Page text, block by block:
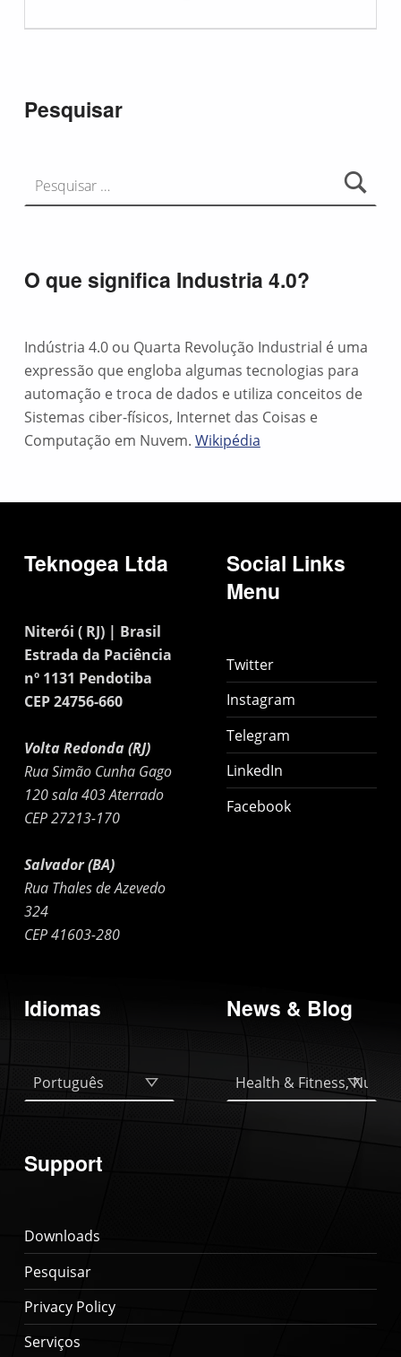
Pesquisar
O que significa Industria 4.0?
Indústria 4.0 ou Quarta Revolução Industrial é uma
expressão que engloba algumas tecnologias para
automação e troca de dados e utiliza conceitos de
Sistemas ciber-físicos, Internet das Coisas e
Computação em Nuvem. Wikipédia
Teknogea Ltda
Niterói ( RJ) | Brasil
Estrada da Paciência
nº 1131 Pendotiba
CEP 24756-660
Volta Redonda (RJ)
Rua Simão Cunha Gago
120 sala 403 Aterrado
CEP 27213-170
Salvador (BA)
Rua Thales de Azevedo
324
CEP 41603-280
Social Links
Menu
Twitter
Instagram
Telegram
LinkedIn
Facebook
Idiomas News & Blog
Support
Downloads
Pesquisar
Privacy Policy
Serviços